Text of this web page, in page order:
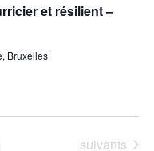
et résilient –
Bruxelles
Évènements
suivants